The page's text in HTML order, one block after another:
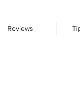
Reviews